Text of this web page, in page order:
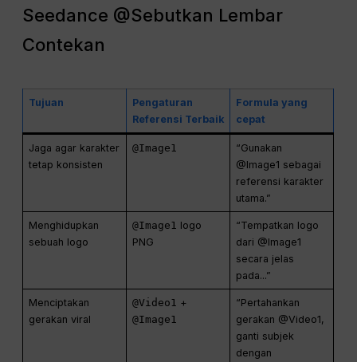
Seedance @Sebutkan Lembar
Contekan
Tujuan
Pengaturan
Referensi Terbaik
Formula yang
cepat
Jaga agar karakter
tetap konsisten
@Image1
“Gunakan
@Image1 sebagai
referensi karakter
utama.”
Menghidupkan
sebuah logo
@Image1 logo
PNG
“Tempatkan logo
dari @Image1
secara jelas
pada...”
Menciptakan
gerakan viral
@Video1 +
@Image1
“Pertahankan
gerakan @Video1,
ganti subjek
dengan